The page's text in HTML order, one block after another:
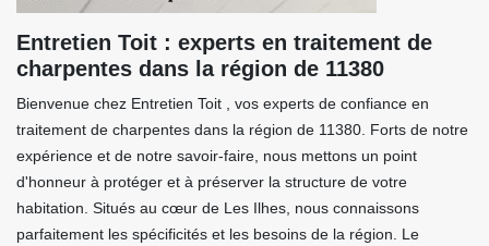
Entretien Toit : experts en traitement de
charpentes dans la région de 11380
Bienvenue chez Entretien Toit , vos experts de confiance en
traitement de charpentes dans la région de 11380. Forts de notre
expérience et de notre savoir-faire, nous mettons un point
d'honneur à protéger et à préserver la structure de votre
habitation. Situés au cœur de Les Ilhes, nous connaissons
parfaitement les spécificités et les besoins de la région. Le